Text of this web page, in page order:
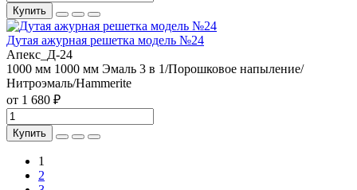
Купить
Дутая ажурная решетка модель №24
Апекс_Д-24
1000 мм 1000 мм Эмаль 3 в 1/Порошковое напыление/
Нитроэмаль/Hammerite
от 1 680 ₽
Купить
1
2